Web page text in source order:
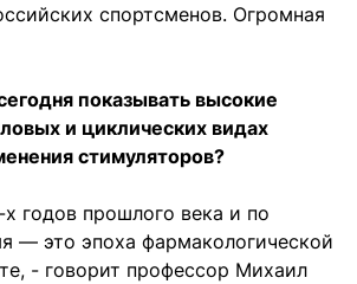
спортсменов. Огромная
показывать высокие
и циклических видах
стимуляторов?
годов прошлого века и по
— это эпоха фармакологической
- говорит профессор Михаил